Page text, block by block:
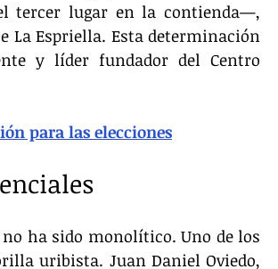
tercer lugar en la contienda—,
La Espriella. Esta determinación
y líder fundador del Centro
para las elecciones
ha sido monolítico. Uno de los
uribista. Juan Daniel Oviedo,